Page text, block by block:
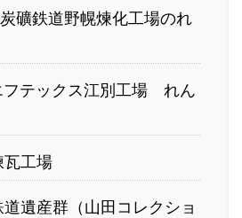
礦鉄道野幌煉化工場のれ
フテックス江別工場 れん
瓦工場
遺産群（山田コレクショ